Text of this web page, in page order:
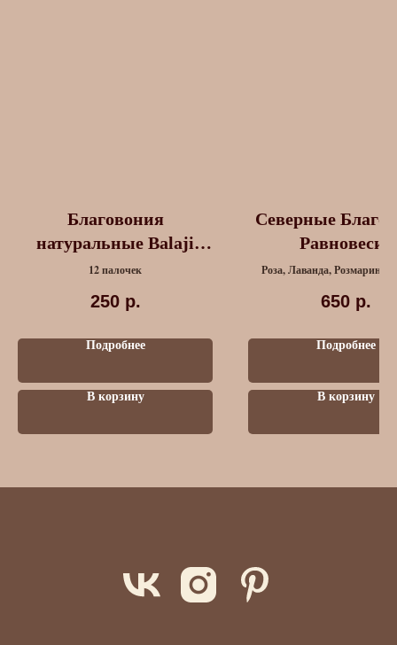
Благовония
натуральные Balaji
Фокус
12 палочек
250 р.
Подробнее
В корзину
Северные
Равновесие
Роза, Лаванда, Розмарин,
650 р.
Подробнее
В корзину